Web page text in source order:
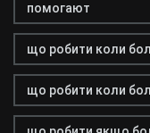
помогают
що робити коли
що робити коли